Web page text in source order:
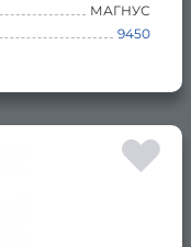
МАГНУС
9450